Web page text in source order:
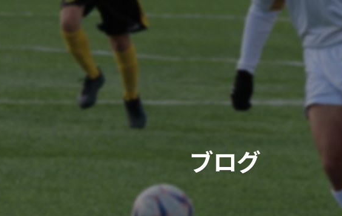
011-590-
ホーム スクール一覧 ギャラリー ス
ブログ